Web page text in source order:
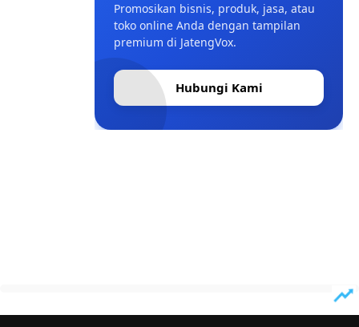
Promosikan bisnis, produk, jasa, atau
toko online Anda dengan tampilan
premium di JatengVox.
Hubungi Kami